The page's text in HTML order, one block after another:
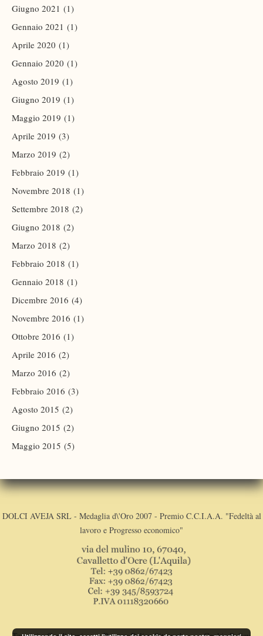
Giugno 2021 (1)
Gennaio 2021 (1)
Aprile 2020 (1)
Gennaio 2020 (1)
Agosto 2019 (1)
Giugno 2019 (1)
Maggio 2019 (1)
Aprile 2019 (3)
Marzo 2019 (2)
Febbraio 2019 (1)
Novembre 2018 (1)
Settembre 2018 (2)
Giugno 2018 (2)
Marzo 2018 (2)
Febbraio 2018 (1)
Gennaio 2018 (1)
Dicembre 2016 (4)
Novembre 2016 (1)
Ottobre 2016 (1)
Aprile 2016 (2)
Marzo 2016 (2)
Febbraio 2016 (3)
Agosto 2015 (2)
Giugno 2015 (2)
Maggio 2015 (5)
DOLCI AVEJA SRL - Medaglia d\'Oro 2007 - Premio C.C.I.A.A. "Fedeltà al
lavoro e Progresso economico"